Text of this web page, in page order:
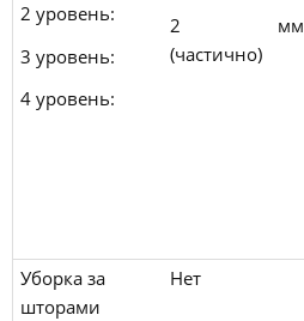
2 уровень:
3 уровень:
4 уровень:
2 мм
(частично)
Уборка за
шторами
Нет